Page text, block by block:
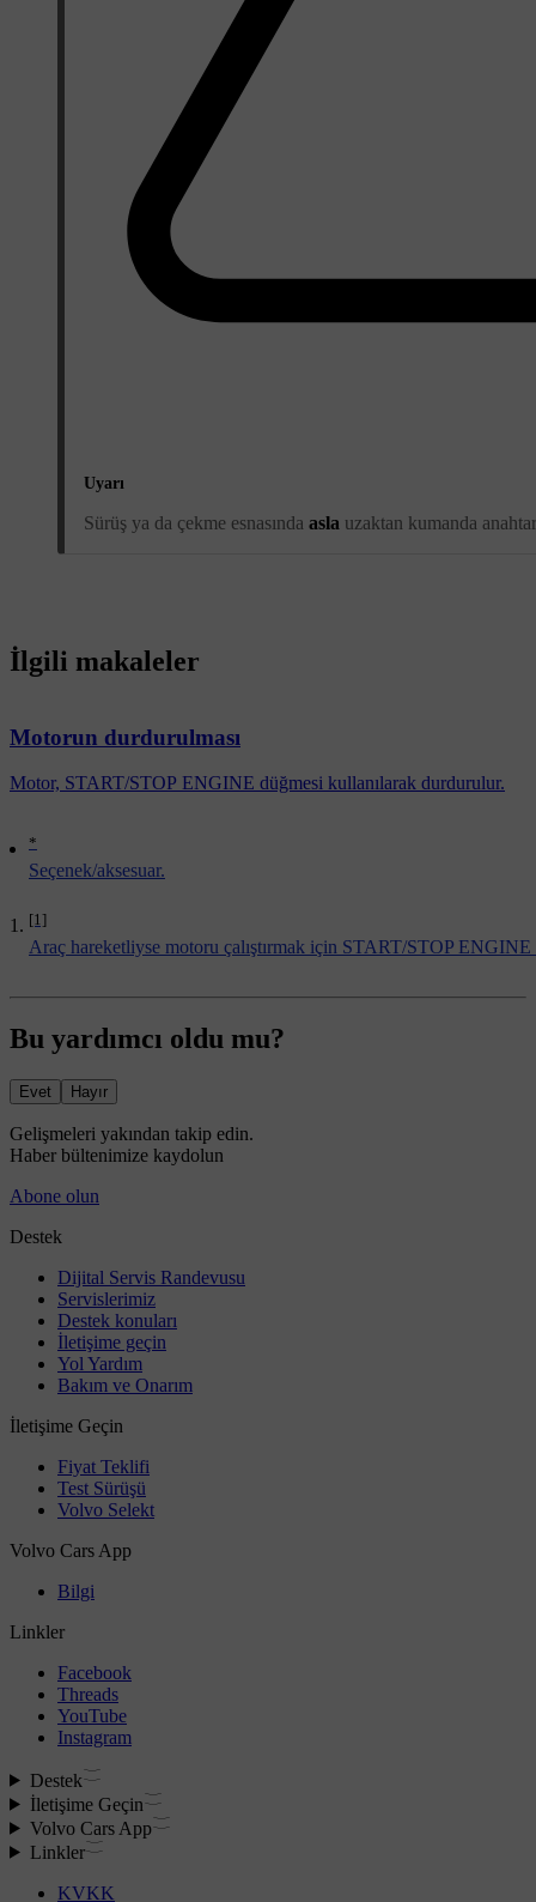
Uyarı
Sürüş ya da çekme esnasında asla uzaktan kumanda
*
Seçenek/aksesuar.
[1]
Araç hareketliyse motoru çalıştırmak için START/STOP
İlgili makaleler
Motorun durdurulması
Motor, START/STOP ENGINE düğmesi kullanılarak durdurulur.
Bu yardımcı oldu mu?
Evet Hayır